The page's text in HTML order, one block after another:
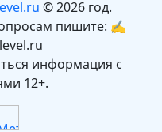
© 2026 год.
пишите: ✍
информация с
12+.